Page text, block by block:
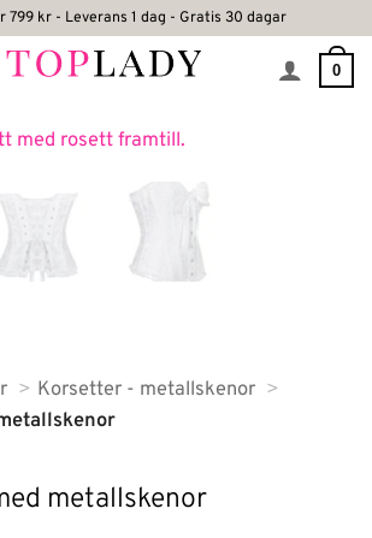
799 kr - Leverans 1 dag - Gratis 30 dagar
0
Korsetter - metallskenor
metallskenor